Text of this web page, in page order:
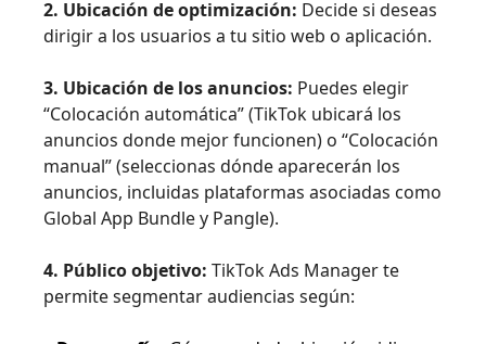
2. Ubicación de optimización: Decide si deseas
dirigir a los usuarios a tu sitio web o aplicación.
3. Ubicación de los anuncios: Puedes elegir
“Colocación automática” (TikTok ubicará los
anuncios donde mejor funcionen) o “Colocación
manual” (seleccionas dónde aparecerán los
anuncios, incluidas plataformas asociadas como
Global App Bundle y Pangle).
4. Público objetivo: TikTok Ads Manager te
permite segmentar audiencias según: